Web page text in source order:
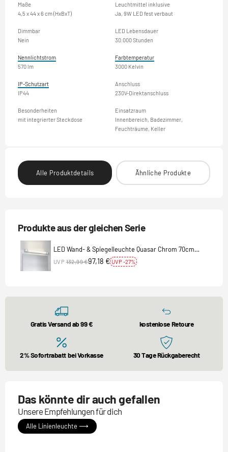
Maße
4,5 x 44 x 6 cm (HxBxT)
Leuchtmittel inklusive
Ja, 9W LED fest verbaut
Dimmbar
Nein
LED Lebensdauer
30.000 Stunden
Nennlichtstrom
570 lm
Farbtemperatur
3000 Kelvin
IP-Schutzart
IP44
Anschluss
230V-Direktanschluss
Besonderheiten
mit integrierter Steckdose
Einsatzraum
Innenbereich, Badezimmer,
Feuchträume, Keller
Alle Produktdetails Ähnliche Produkte
Produkte aus der gleichen Serie
LED Wand- & Spiegelleuchte Quasar Chrom 70cm
IP44 3000K 10,5W 835lm 230V
97,18 € UVP -27%
UVP 132,99 €
Gratis Versand ab 99 € kostenlose Retoure
2% Sofortrabatt bei Vorkasse 30 Tage Rückgaberecht
Das könnte dir auch gefallen
Unsere Empfehlungen für dich
Alle Linienleuchte ⟶